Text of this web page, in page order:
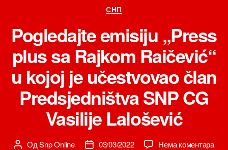
Категорије
СНП
Pogledajte emisiju „Press
plus sa Rajkom Raičević“
u kojoj je učestvovao član
Predsjedništva SNP CG
Vasilije Lalošević
Аутор
ОдSnp Online
Датум03/03/2022 Нема коментарана